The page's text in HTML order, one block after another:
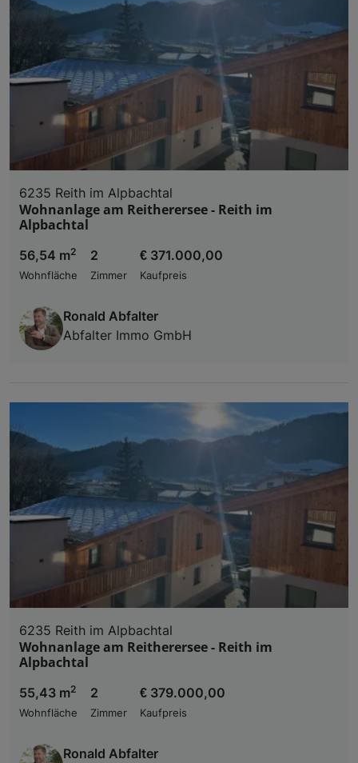
6235 Reith im Alpbachtal
Wohnanlage am Reitherersee - Reith im
Alpbachtal
56,54 m2
Wohnfläche
2
Zimmer
€ 371.000,00
Kaufpreis
Ronald Abfalter
Abfalter Immo GmbH
6235 Reith im Alpbachtal
Wohnanlage am Reitherersee - Reith im
Alpbachtal
55,43 m2
Wohnfläche
2
Zimmer
€ 379.000,00
Kaufpreis
Ronald Abfalter